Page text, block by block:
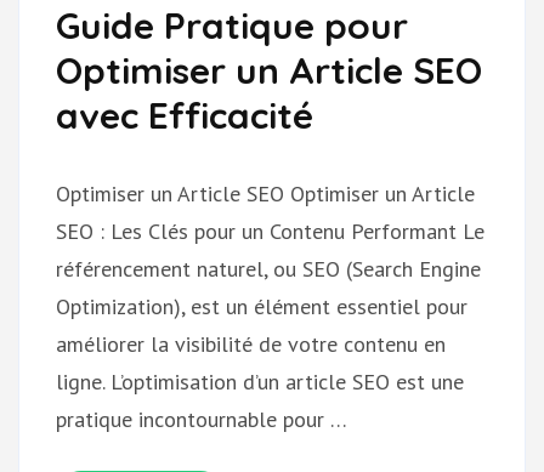
Guide Pratique pour
Optimiser un Article SEO
avec Efficacité
Optimiser un Article SEO Optimiser un Article
SEO : Les Clés pour un Contenu Performant Le
référencement naturel, ou SEO (Search Engine
Optimization), est un élément essentiel pour
améliorer la visibilité de votre contenu en
ligne. L’optimisation d’un article SEO est une
pratique incontournable pour …